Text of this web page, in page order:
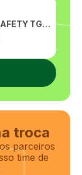
CRETA LIMITED SAFETY TGDI FLEX 1.0 AUTOMATICO
troca
parceiros
time de